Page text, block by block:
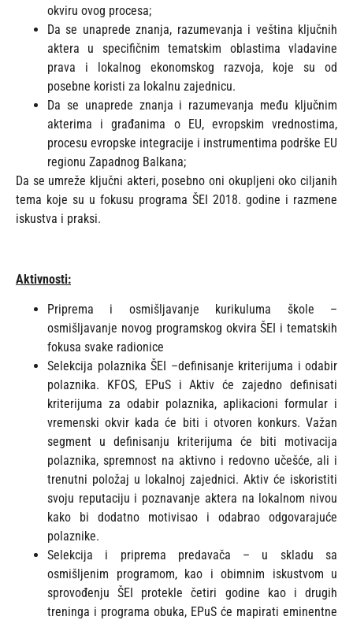
okviru ovog procesa;
Da se unaprede znanja, razumevanja i veština ključnih
aktera u specifičnim tematskim oblastima vladavine
prava i lokalnog ekonomskog razvoja, koje su od
posebne koristi za lokalnu zajednicu.
Da se unaprede znanja i razumevanja među ključnim
akterima i građanima o EU, evropskim vrednostima,
procesu evropske integracije i instrumentima podrške EU
regionu Zapadnog Balkana;
Da se umreže ključni akteri, posebno oni okupljeni oko ciljanih
tema koje su u fokusu programa ŠEI 2018. godine i razmene
iskustva i praksi.
Aktivnosti:
Priprema i osmišljavanje kurikuluma škole –
osmišljavanje novog programskog okvira ŠEI i tematskih
fokusa svake radionice
Selekcija polaznika ŠEI –definisanje kriterijuma i odabir
polaznika. KFOS, EPuS i Aktiv će zajedno definisati
kriterijuma za odabir polaznika, aplikacioni formular i
vremenski okvir kada će biti i otvoren konkurs. Važan
segment u definisanju kriterijuma će biti motivacija
polaznika, spremnost na aktivno i redovno učešće, ali i
trenutni položaj u lokalnoj zajednici. Aktiv će iskoristiti
svoju reputaciju i poznavanje aktera na lokalnom nivou
kako bi dodatno motivisao i odabrao odgovarajuće
polaznike.
Selekcija i priprema predavača – u skladu sa
osmišljenim programom, kao i obimnim iskustvom u
sprovođenju ŠEI protekle četiri godine kao i drugih
treninga i programa obuka, EPuS će mapirati eminentne